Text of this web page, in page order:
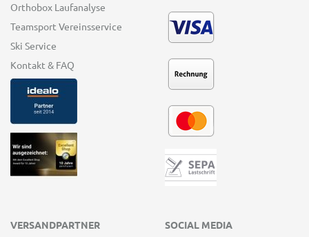
Orthobox Laufanalyse
Teamsport Vereinsservice
Ski Service
Kontakt & FAQ
VERSANDPARTNER SOCIAL MEDIA